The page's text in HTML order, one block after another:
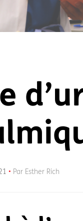
Par Esther Rich